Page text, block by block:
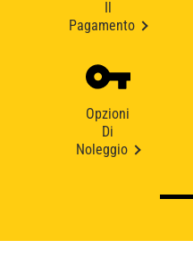
Pagamento
Opzioni
Di
Noleggio